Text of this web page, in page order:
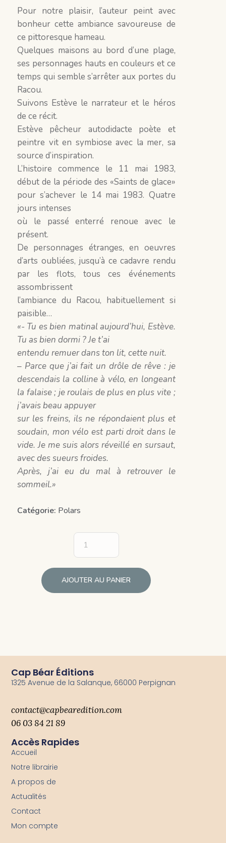
Pour notre plaisir, l’auteur peint avec
bonheur cette ambiance savoureuse de
ce pittoresque hameau.
Quelques maisons au bord d’une plage,
ses personnages hauts en couleurs et ce
temps qui semble s’arrêter aux portes du
Racou.
Suivons Estève le narrateur et le héros
de ce récit.
Estève pêcheur autodidacte poète et
peintre vit en symbiose avec la mer, sa
source d’inspiration.
L’histoire commence le 11 mai 1983,
début de la période des «Saints de glace»
pour s’achever le 14 mai 1983. Quatre
jours intenses
où le passé enterré renoue avec le
présent.
De personnages étranges, en oeuvres
d’arts oubliées, jusqu’à ce cadavre rendu
par les flots, tous ces événements
assombrissent
l’ambiance du Racou, habituellement si
paisible…
«- Tu es bien matinal aujourd’hui, Estève.
Tu as bien dormi ? Je t’ai
entendu remuer dans ton lit, cette nuit.
– Parce que j’ai fait un drôle de rêve : je
descendais la colline à vélo, en longeant
la falaise ; je roulais de plus en plus vite ;
j’avais beau appuyer
sur les freins, ils ne répondaient plus et
soudain, mon vélo est parti droit dans le
vide. Je me suis alors réveillé en sursaut,
avec des sueurs froides.
Après, j’ai eu du mal à retrouver le
sommeil.»
Catégorie: Polars
AJOUTER AU PANIER
Accès Rapides
Accueil
Notre librairie
A propos de
Actualités
Contact
Mon compte
Cap Béar Éditions
1325 Avenue de la Salanque, 66000 Perpignan
contact@capbearedition.com
06 03 84 21 89